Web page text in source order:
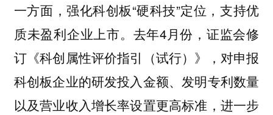
一方面，强化科创板“硬科技”定位，支持优
质未盈利企业上市。去年4月份，证监会修
订《科创属性评价指引（试行）》，对申报
科创板企业的研发投入金额、发明专利数量
以及营业收入增长率设置更高标准，进一步